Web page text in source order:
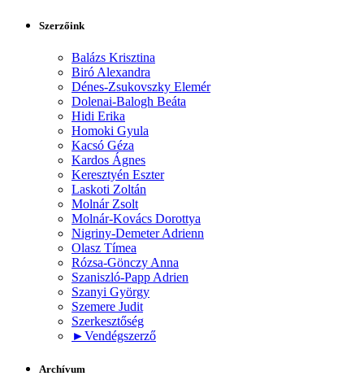
Szerzőink
Balázs Krisztina
Biró Alexandra
Dénes-Zsukovszky Elemér
Dolenai-Balogh Beáta
Hidi Erika
Homoki Gyula
Kacsó Géza
Kardos Ágnes
Keresztyén Eszter
Laskoti Zoltán
Molnár Zsolt
Molnár-Kovács Dorottya
Nigriny-Demeter Adrienn
Olasz Tímea
Rózsa-Gönczy Anna
Szaniszló-Papp Adrien
Szanyi György
Szemere Judit
Szerkesztőség
►Vendégszerző
Archívum